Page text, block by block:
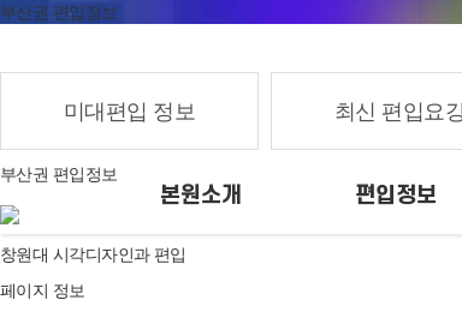
본원소개 편입정보
부산권 편입정보
미대편입 정보 최신 편입요
부산권 편입정보
창원대 시각디자인과 편입
페이지 정보